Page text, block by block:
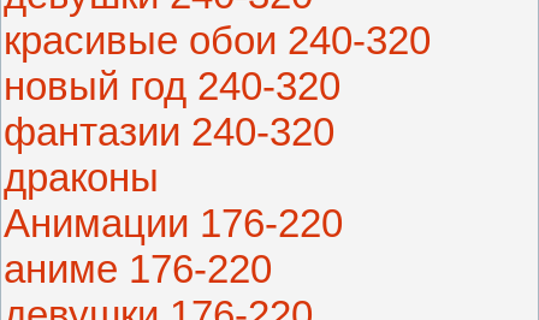
красивые обои 240-320
новый год 240-320
фантазии 240-320
драконы
Анимации 176-220
аниме 176-220